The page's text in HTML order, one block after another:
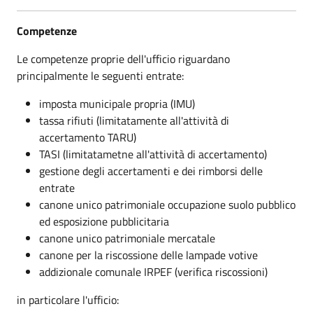
Competenze
Le competenze proprie dell'ufficio riguardano
principalmente le seguenti entrate:
imposta municipale propria (IMU)
tassa rifiuti (limitatamente all'attività di
accertamento TARU)
TASI (limitatametne all'attività di accertamento)
gestione degli accertamenti e dei rimborsi delle
entrate
canone unico patrimoniale occupazione suolo pubblico
ed esposizione pubblicitaria
canone unico patrimoniale mercatale
canone per la riscossione delle lampade votive
addizionale comunale IRPEF (verifica riscossioni)
in particolare l'ufficio: